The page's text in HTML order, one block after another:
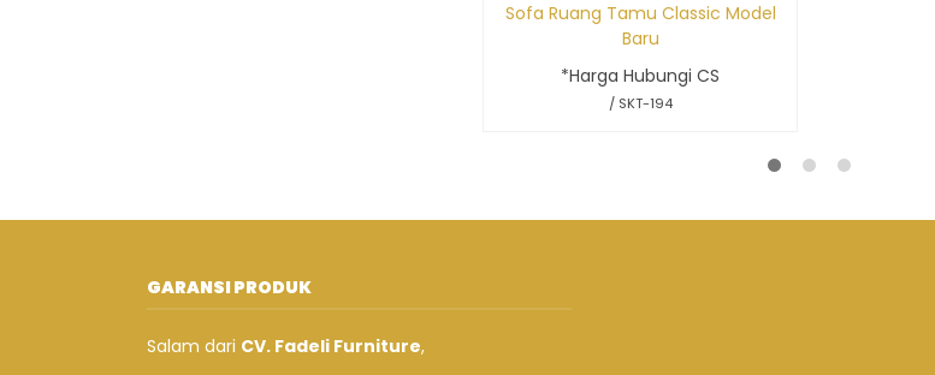
Sofa Ruang Tamu Classic Model
Baru
*Harga Hubungi CS
/ SKT-194
GARANSI PRODUK
Salam dari CV. Fadeli Furniture,